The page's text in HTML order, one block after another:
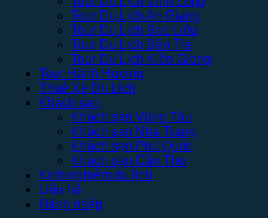
Tour Du Lịch An Giang
Tour Du Lịch Bạc Liêu
Tour Du Lịch Bến Tre
Tour Du Lịch Kiên Giang
Tour Hành Hương
Thuê Xe Du Lịch
Khách sạn
Khách sạn Vũng Tàu
Khách sạn Nha Trang
Khách sạn Phú Quốc
Khách sạn Cần Thơ
Kinh nghiệm du lịch
Liên hệ
Đăng nhập